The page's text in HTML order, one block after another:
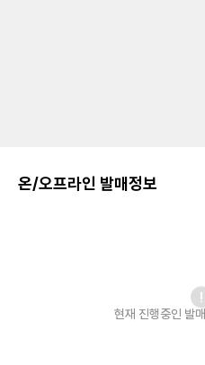
온/오프라인 발매정보
현재 진행중인 발매